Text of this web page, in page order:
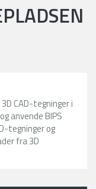
CAD-tegninger i
anvende BIPS
tegninger og
fra 3D